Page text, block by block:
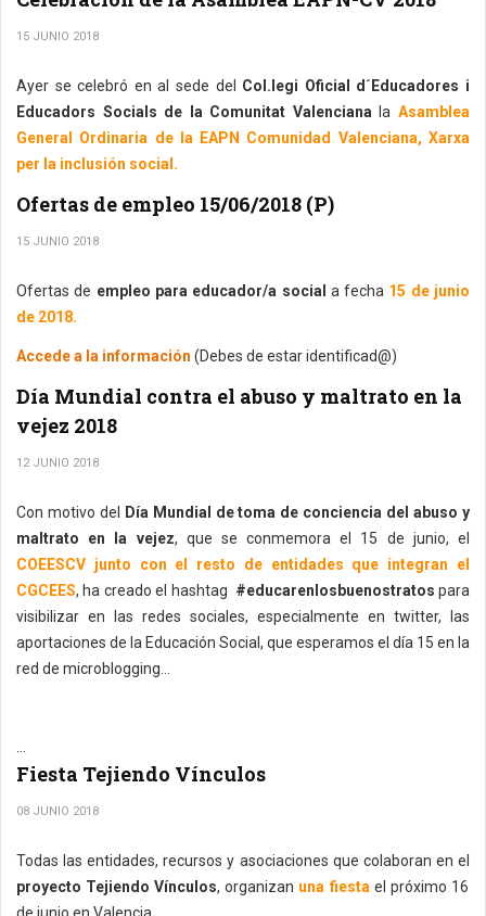
15 JUNIO 2018
Ayer se celebró en al sede del Col.legi Oficial d´Educadores i
Educadors Socials de la Comunitat Valenciana
laAsamblea
General Ordinaria de la EAPN Comunidad Valenciana, Xarxa
per la inclusión social.
Ofertas de empleo 15/06/2018 (P)
15 JUNIO 2018
Ofertas de empleo para educador/a social a fecha 15 de junio
de 2018.
Accede a la información (Debes de estar identificad@)
Día Mundial contra el abuso y maltrato en la
vejez 2018
12 JUNIO 2018
Con motivo del
Día Mundial de toma de conciencia del abuso y
maltrato en la vejez, que se conmemora el 15 de junio, el
COEESCV junto con el resto de entidades que integran el
CGCEES, ha creado el hashtag #educarenlosbuenostratos para
visibilizar en las redes sociales, especialmente en twitter, las
aportaciones de la Educación Social, que esperamos el día 15 en la
red de microblogging...
Fiesta Tejiendo Vínculos
08 JUNIO 2018
Todas las entidades, recursos y asociaciones que colaboran en el
proyecto Tejiendo Vínculos, organizan una fiesta el próximo 16